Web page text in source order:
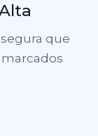
que